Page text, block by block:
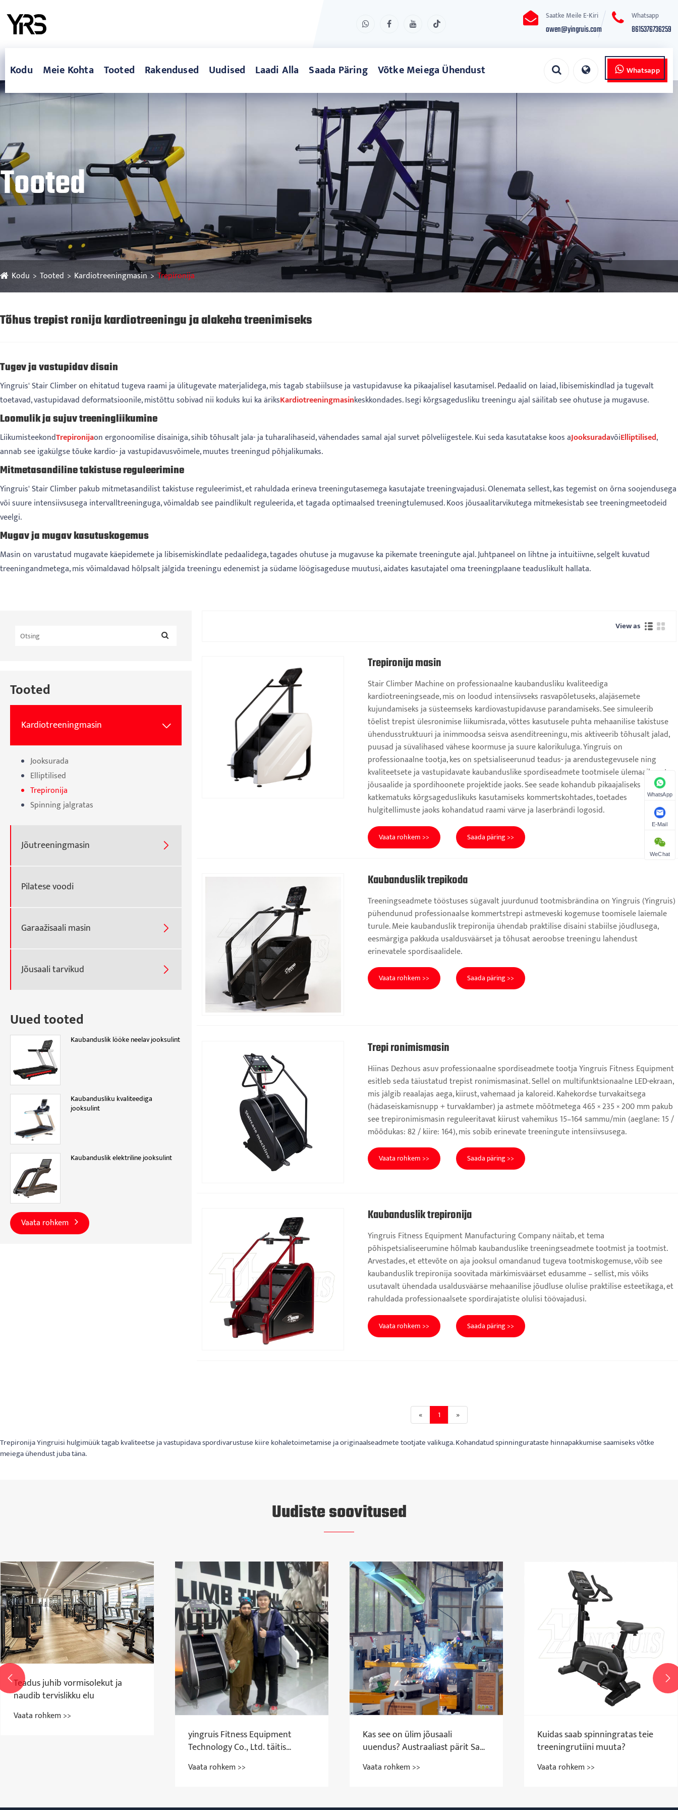
Saatke Meile E-Kiri
owen@yingruis.com
Whatsapp
8615376736259
Kodu Meie Kohta Tooted Rakendused Uudised Laadi Alla Saada Päring Võtke Meiega Ühendust Whatsapp
Tooted
Kodu Tooted Kardiotreeningmasin Trepironija
Tõhus trepist ronija kardiotreeningu ja alakeha treenimiseks
Tugev ja vastupidav disain
Yingruis' Stair Climber on ehitatud tugeva raami ja ülitugevate materjalidega, mis tagab stabiilsuse ja vastupidavuse ka pikaajalisel kasutamisel. Pedaalid on laiad, libisemiskindlad ja tugevalt
toetavad, vastupidavad deformatsioonile, mistõttu sobivad nii koduks kui ka äriksKardiotreeningmasinkeskkondades. Isegi kõrgsagedusliku treeningu ajal säilitab see ohutuse ja mugavuse.
Loomulik ja sujuv treeningliikumine
LiikumisteekondTrepironijaon ergonoomilise disainiga, sihib tõhusalt jala- ja tuharalihaseid, vähendades samal ajal survet põlveliigestele. Kui seda kasutatakse koos aJooksuradavõiElliptilised,
annab see igakülgse tõuke kardio- ja vastupidavusvõimele, muutes treeningud põhjalikumaks.
Mitmetasandiline takistuse reguleerimine
Yingruis' Stair Climber pakub mitmetasandilist takistuse reguleerimist, et rahuldada erineva treeningutasemega kasutajate treeningvajadusi. Olenemata sellest, kas tegemist on õrna soojendusega
või suure intensiivsusega intervalltreeninguga, võimaldab see paindlikult reguleerida, et tagada optimaalsed treeningtulemused. Koos jõusaalitarvikutega mitmekesistab see treeningmeetodeid
veelgi.
Mugav ja mugav kasutuskogemus
Masin on varustatud mugavate käepidemete ja libisemiskindlate pedaalidega, tagades ohutuse ja mugavuse ka pikemate treeningute ajal. Juhtpaneel on lihtne ja intuitiivne, selgelt kuvatud
treeningandmetega, mis võimaldavad hõlpsalt jälgida treeningu edenemist ja südame löögisageduse muutusi, aidates kasutajatel oma treeningplaane teaduslikult hallata.
Tooted
Kardiotreeningmasin 
Jooksurada
Elliptilised
Trepironija
Spinning jalgratas
Jõutreeningmasin 
Pilatese voodi
Garaažisaali masin 
Jõusaali tarvikud 
Uued tooted
Kaubanduslik lööke neelav jooksulint
Kaubandusliku kvaliteediga
jooksulint
Kaubanduslik elektriline jooksulint
Vaata rohkem
View as
Trepironija masin
Stair Climber Machine on professionaalne kaubandusliku kvaliteediga
kardiotreeningseade, mis on loodud intensiivseks rasvapõletuseks, alajäsemete
kujundamiseks ja süsteemseks kardiovastupidavuse parandamiseks. See simuleerib
tõelist trepist ülesronimise liikumisrada, võttes kasutusele puhta mehaanilise takistuse
ühendusstruktuuri ja inimmoodsa seisva asenditreeningu, mis aktiveerib tõhusalt jalad,
puusad ja süvalihased vähese koormuse ja suure kalorikuluga. Yingruis on
professionaalne tootja, kes on spetsialiseerunud teadus- ja arendustegevusele ning
kvaliteetsete ja vastupidavate kaubanduslike spordiseadmete tootmisele ülemaailmsete
jõusaalide ja spordihoonete projektide jaoks. See seade kohandub pikaajaliseks
katkematuks kõrgsageduslikuks kasutamiseks kommertskohtades, toetades
hulgitellimuste jaoks kohandatud raami värve ja laserbrändi logosid.
Vaata rohkem >> Saada päring >>
Kaubanduslik trepikoda
Treeningseadmete tööstuses sügavalt juurdunud tootmisbrändina on Yingruis (Yingruis)
pühendunud professionaalse kommertstrepi astmeveski kogemuse toomisele laiemale
turule. Meie kaubanduslik trepironija ühendab praktilise disaini stabiilse jõudlusega,
eesmärgiga pakkuda usaldusväärset ja tõhusat aeroobse treeningu lahendust
erinevatele spordisaalidele.
Vaata rohkem >> Saada päring >>
Trepi ronimismasin
Hiinas Dezhous asuv professionaalne spordiseadmete tootja Yingruis Fitness Equipment
esitleb seda täiustatud trepist ronimismasinat. Sellel on multifunktsionaalne LED-ekraan,
mis jälgib reaalajas aega, kiirust, vahemaad ja kaloreid. Kahekordse turvakaitsega
(hädaseiskamisnupp + turvaklamber) ja astmete mõõtmetega 465 × 235 × 200 mm pakub
see trepironimismasin reguleeritavat kiirust vahemikus 15–164 sammu/min (aeglane: 15 /
mõõdukas: 82 / kiire: 164), mis sobib erinevate treeningute intensiivsusega.
Vaata rohkem >> Saada päring >>
Kaubanduslik trepironija
Yingruis Fitness Equipment Manufacturing Company näitab, et tema
põhispetsialiseerumine hõlmab kaubanduslike treeningseadmete tootmist ja tootmist.
Arvestades, et ettevõte on aja jooksul omandanud tugeva tootmiskogemuse, võib see
kaubanduslik trepironija soovitada märkimisväärset edusamme – sellist, mis võiks
usutavalt ühendada usaldusväärse mehaanilise jõudluse olulise praktilise esteetikaga, et
rahuldada professionaalsete spordirajatiste olulisi töövajadusi.
Vaata rohkem >> Saada päring >>
« 1 »
Trepironija Yingruisi hulgimüük tagab kvaliteetse ja vastupidava spordivarustuse kiire kohaletoimetamise ja originaalseadmete tootjate valikuga. Kohandatud spinningurataste hinnapakkumise saamiseks võtke
meiega ühendust juba täna.
Uudiste soovitused
Teadus juhib vormisolekut ja
naudib tervislikku elu
Vaata rohkem >>
yingruis Fitness Equipment
Technology Co., Ltd. täitis
edukalt Pakistani klientidele
mõeldud 30 kõvera jooksulindi
Vaata rohkem >>
Kas see on ülim jõusaali
uuendus? Austraaliast pärit Sam
ütleb pärast Yingruisi külastust
jah
Vaata rohkem >>
Kuidas saab spinningratas teie
treeningrutiini muuta?
Vaata rohkem >>
 
WhatsApp
E-Mail
WeChat